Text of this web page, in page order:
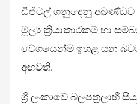
ඩිජිටල් ගනුදෙනු අඛණ්ඩව
මූල්‍ය ක්‍රියාකාරකම් හා
වේගයෙන්ම ඉහළ යන
අඟවති.
ශ්‍රී ලංකාවේ බලපත්‍රලාභී